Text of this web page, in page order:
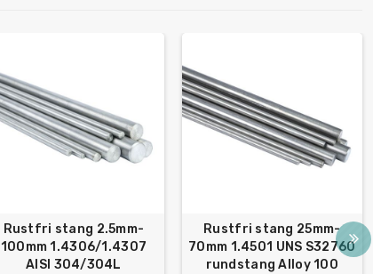
Rustfri stang 2.5mm-
100mm 1.4306/1.4307
AISI 304/304L
Rustfri stang 25mm-
70mm 1.4501 UNS S32760
rundstang Alloy 100